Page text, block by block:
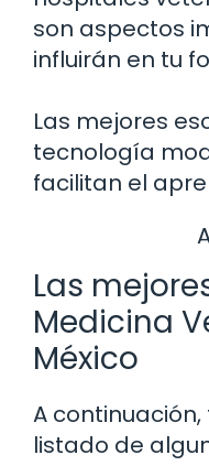
son aspectos
influirán en tu
Las mejores
tecnología
facilitan el
Las
Medicina
México
A
listado de